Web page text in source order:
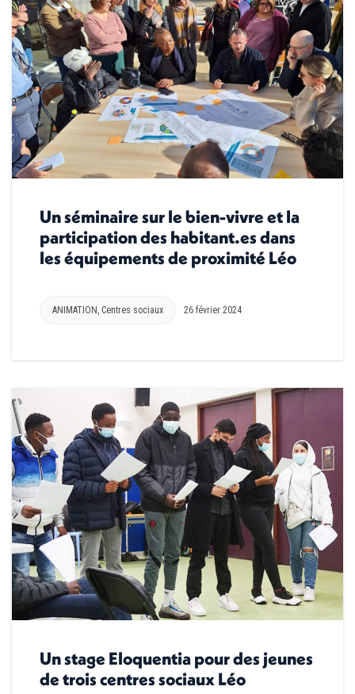
Un séminaire sur le bien-vivre et la
participation des habitant.es dans
les équipements de proximité Léo
ANIMATION, Centres sociaux 26 février 2024
Un stage Eloquentia pour des jeunes
de trois centres sociaux Léo